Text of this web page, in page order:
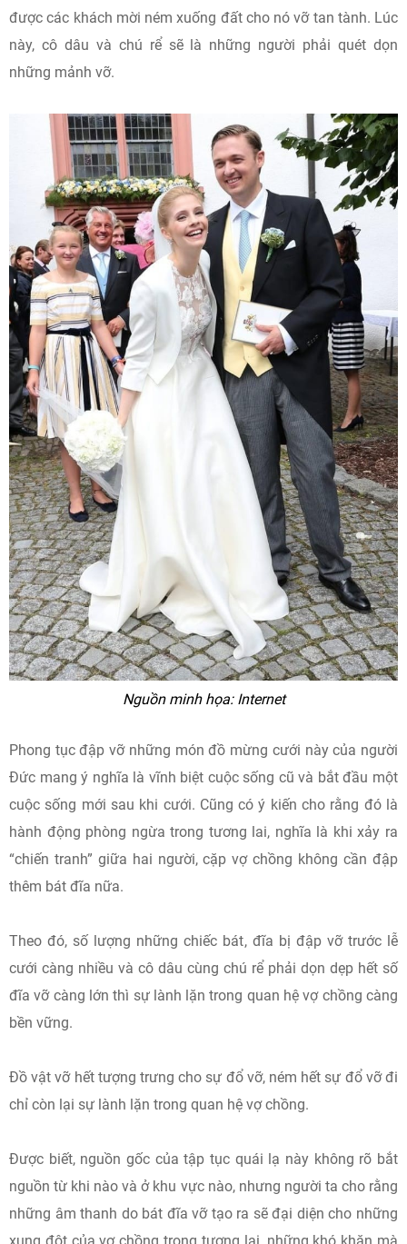
được các khách mời ném xuống đất cho nó vỡ tan tành. Lúc
này, cô dâu và chú rể sẽ là những người phải quét dọn
những mảnh vỡ.
Nguồn minh họa: Internet
Phong tục đập vỡ những món đồ mừng cưới này của người
Đức mang ý nghĩa là vĩnh biệt cuộc sống cũ và bắt đầu một
cuộc sống mới sau khi cưới. Cũng có ý kiến cho rằng đó là
hành động phòng ngừa trong tương lai, nghĩa là khi xảy ra
“chiến tranh” giữa hai người, cặp vợ chồng không cần đập
thêm bát đĩa nữa.
Theo đó, số lượng những chiếc bát, đĩa bị đập vỡ trước lễ
cưới càng nhiều và cô dâu cùng chú rể phải dọn dẹp hết số
đĩa vỡ càng lớn thì sự lành lặn trong quan hệ vợ chồng càng
bền vững.
Đồ vật vỡ hết tượng trưng cho sự đổ vỡ, ném hết sự đổ vỡ đi
chỉ còn lại sự lành lặn trong quan hệ vợ chồng.
Được biết, nguồn gốc của tập tục quái lạ này không rõ bắt
nguồn từ khi nào và ở khu vực nào, nhưng người ta cho rằng
những âm thanh do bát đĩa vỡ tạo ra sẽ đại diện cho những